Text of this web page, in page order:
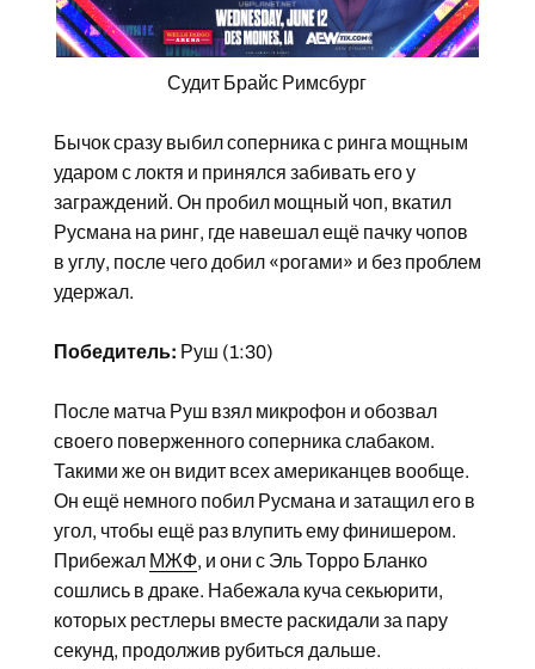
Судит Брайс Римсбург
Бычок сразу выбил соперника с ринга мощным
ударом с локтя и принялся забивать его у
заграждений. Он пробил мощный чоп, вкатил
Русмана на ринг, где навешал ещё пачку чопов
в углу, после чего добил «рогами» и без проблем
удержал.
Победитель: Руш (1:30)
После матча Руш взял микрофон и обозвал
своего поверженного соперника слабаком.
Такими же он видит всех американцев вообще.
Он ещё немного побил Русмана и затащил его в
угол, чтобы ещё раз влупить ему финишером.
Прибежал МЖФ, и они с Эль Торро Бланко
сошлись в драке. Набежала куча секьюрити,
которых рестлеры вместе раскидали за пару
секунд, продолжив рубиться дальше.